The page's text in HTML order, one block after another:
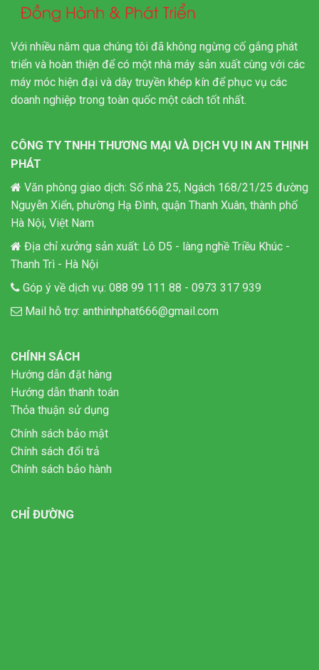
Với nhiều năm qua chúng tôi đã không ngừng cố gắng phát
triển và hoàn thiện để có một nhà máy sản xuất cùng với các
máy móc hiện đại và dây truyền khép kín để phục vụ các
doanh nghiệp trong toàn quốc một cách tốt nhất.
CÔNG TY TNHH THƯƠNG MẠI VÀ DỊCH VỤ IN AN THỊNH
PHÁT
Văn phòng giao dịch: Số nhà 25, Ngách 168/21/25 đường
Nguyễn Xiển, phường Hạ Đình, quận Thanh Xuân, thành phố
Hà Nội, Việt Nam
Địa chỉ xưởng sản xuất: Lô D5 - làng nghề Triều Khúc -
Thanh Trì - Hà Nội
Góp ý về dịch vụ: 088 99 111 88 - 0973 317 939
Mail hỗ trợ: anthinhphat666@gmail.com
CHÍNH SÁCH
Hướng dẫn đặt hàng
Hướng dẫn thanh toán
Thỏa thuận sử dụng
Chính sách bảo mật
Chính sách đổi trả
Chính sách bảo hành
CHỈ ĐƯỜNG